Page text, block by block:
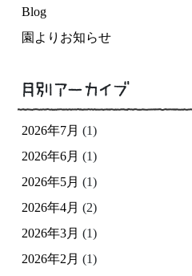
Blog
園よりお知らせ
月別アーカイブ
2026年7月 (1)
2026年6月 (1)
2026年5月 (1)
2026年4月 (2)
2026年3月 (1)
2026年2月 (1)